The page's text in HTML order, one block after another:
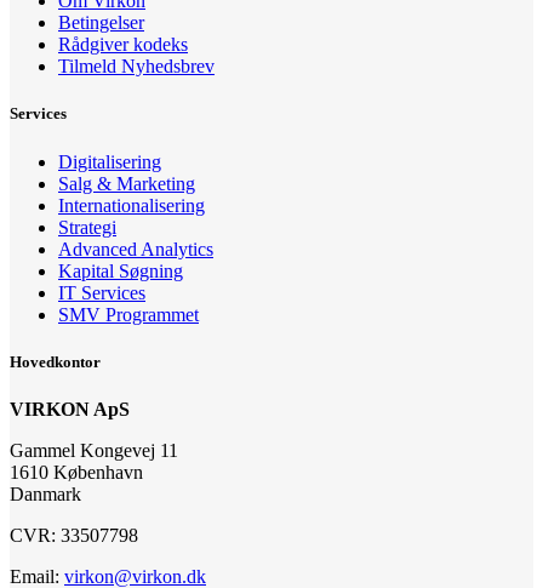
Betingelser
Rådgiver kodeks
Tilmeld Nyhedsbrev
Services
Digitalisering
Salg & Marketing
Internationalisering
Strategi
Advanced Analytics
Kapital Søgning
IT Services
SMV Programmet
Hovedkontor
VIRKON ApS
Gammel Kongevej 11
1610 København
Danmark
CVR: 33507798
Email: virkon@virkon.dk